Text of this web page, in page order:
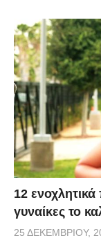
12
γυναίκες το
25 ΔΕΚΕΜΒΡΊΟΥ,